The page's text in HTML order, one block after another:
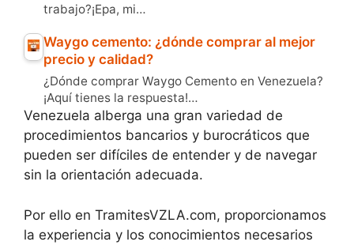
trabajo?¡Epa, mi…
Waygo cemento: ¿dónde comprar al mejor
precio y calidad?
¿Dónde comprar Waygo Cemento en Venezuela?
¡Aquí tienes la respuesta!…
Venezuela alberga una gran variedad de
procedimientos bancarios y burocráticos que
pueden ser difíciles de entender y de navegar
sin la orientación adecuada.
Por ello en TramitesVZLA.com, proporcionamos
la experiencia y los conocimientos necesarios